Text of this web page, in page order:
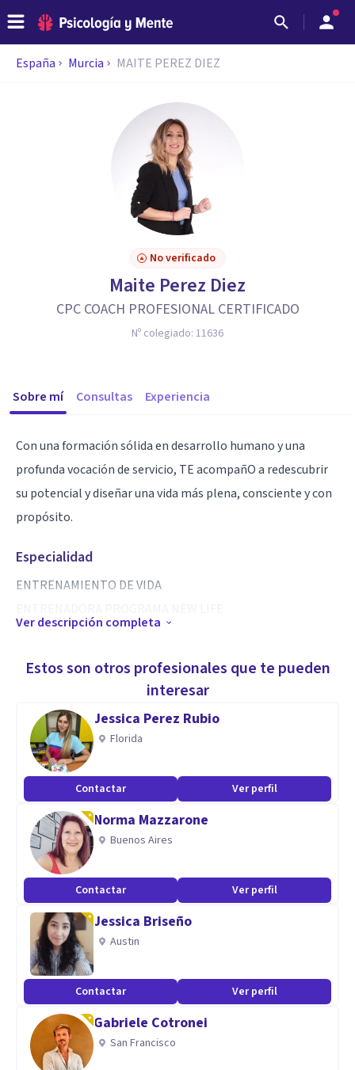
España Murcia MAITE PEREZ DIEZ
No verificado
Maite Perez Diez
CPC COACH PROFESIONAL CERTIFICADO
Nº colegiado: 11636
Sobre mí Consultas Experiencia
Con una formación sólida en desarrollo humano y una
profunda vocación de servicio, TE acompañO a redescubrir
su potencial y diseñar una vida más plena, consciente y con
propósito.
Especialidad
ENTRENAMIENTO DE VIDA
Acompañamiento emocional
Formacion de liderazgo, comunicacion.
Ver descripción completa
Estos son otros profesionales que te pueden
interesar
Jessica Perez Rubio
Florida
Contactar Ver perfil
Norma Mazzarone
Buenos Aires
Contactar Ver perfil
Jessica Briseño
Austin
Contactar Ver perfil
Gabriele Cotronei
San Francisco